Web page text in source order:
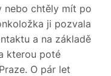
nebo chtěly mít po
ji pozvala
a na základě
kterou poté
O pár let